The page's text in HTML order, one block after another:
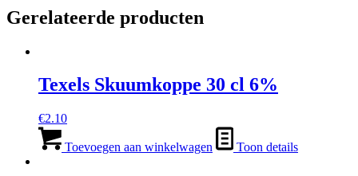
Gerelateerde producten
Texels Skuumkoppe 30 cl 6%
€2.10
Toevoegen aan winkelwagen Toon details